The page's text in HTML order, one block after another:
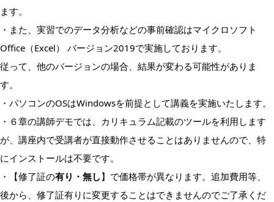
ます。
・また、実習でのデータ分析などの事前確認はマイクロソフト
Office（Excel） バージョン2019で実施しております。
従って、他のバージョンの場合、結果が変わる可能性がありま
す。
・パソコンのOSはWindowsを前提として講義を実施いたします。
・６章の講師デモでは、カリキュラム記載のツールを利用します
が、講座内で受講者が直接動作させることはありませんので、特
にインストールは不要です。
・【修了証の有り・無し】で価格帯が異なります。追加費用等、
後から、修了証有りに変更することはできませんのでご了承くだ